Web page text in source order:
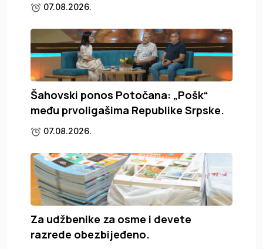
07.08.2026.
Šahovski ponos Potočana: „Pošk“
među prvoligašima Republike Srpske.
07.08.2026.
Za udžbenike za osme i devete
razrede obezbijeđeno.